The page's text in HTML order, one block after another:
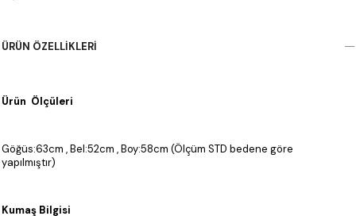
ÜRÜN ÖZELLIKLERI
Ürün Ölçüleri
Göğüs:63cm , Bel:52cm , Boy:58cm (Ölçüm STD bedene göre
yapılmıştır)
Kumaş Bilgisi